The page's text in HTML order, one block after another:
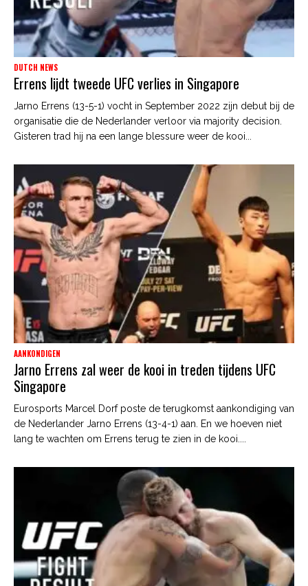
DUTCH NEWS
Errens lijdt tweede UFC verlies in Singapore
Jarno Errens (13-5-1) vocht in September 2022 zijn debut bij de
organisatie die de Nederlander verloor via majority decision.
Gisteren trad hij na een lange blessure weer de kooi...
AANKONDIGEN
Jarno Errens zal weer de kooi in treden tijdens UFC
Singapore
Eurosports Marcel Dorf poste de terugkomst aankondiging van
de Nederlander Jarno Errens (13-4-1) aan. En we hoeven niet
lang te wachten om Errens terug te zien in de kooi....